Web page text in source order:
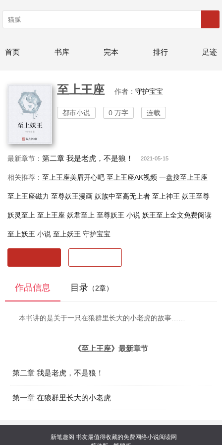
首页 书库 完本 排行 足迹
至上王座 作者： 守护宝宝
都市小说 0 万字 连载
最新章节： 第二章 我是老虎，不是狼！ 2021-05-15
相关推荐： 至上王座美眉开心吧 至上王座AK视频 一盘搜至上王座
至上王座磁力 至尊妖王漫画 妖族中至高无上者 至上神王 妖王至尊
妖灵至上 至上王座 妖君至上 至尊妖王 小说 妖王至上全文免费阅读
至上妖王 小说 至上妖王 守护宝宝
作品信息 目录 （2章）
本书讲的是关于一只在狼群里长大的小老虎的故事……
《至上王座》最新章节
第二章 我是老虎，不是狼！
第一章 在狼群里长大的小老虎
新笔趣阁 书友最值得收藏的免费网络小说阅读网